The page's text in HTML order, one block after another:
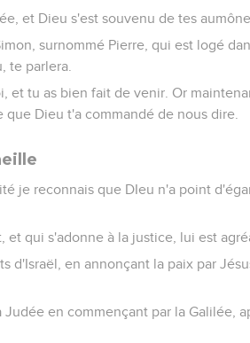
et Dieu s'est souvenu de tes
surnommé Pierre, qui est logé
te parlera.
et tu as bien fait de venir. Or
Dieu t'a commandé de nous dire.
je reconnais que DIeu n'a point
qui s'adonne à la justice, lui est
d'Israël, en annonçant la paix par
en commençant par la Galilée,